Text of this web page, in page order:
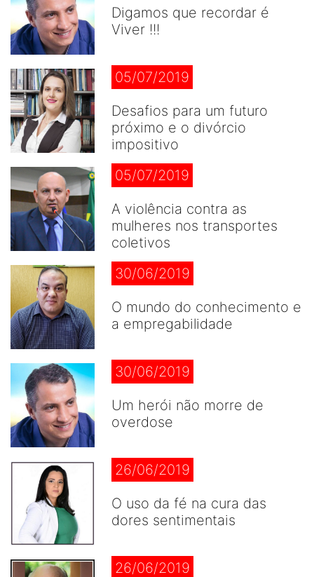
Digamos que recordar é
Viver !!!
05/07/2019
Desafios para um futuro
próximo e o divórcio
impositivo
05/07/2019
A violência contra as
mulheres nos transportes
coletivos
30/06/2019
O mundo do conhecimento e
a empregabilidade
30/06/2019
Um herói não morre de
overdose
26/06/2019
O uso da fé na cura das
dores sentimentais
26/06/2019